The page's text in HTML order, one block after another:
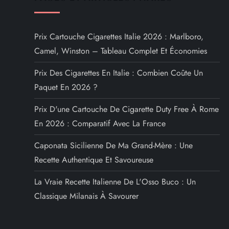
i
o
n
d
e
l
’
Prix Cartouche Cigarettes Italie 2026 : Marlboro,
Camel, Winston – Tableau Complet Et Économies
Prix Des Cigarettes En Italie : Combien Coûte Un
Paquet En 2026 ?
Prix D'une Cartouche De Cigarette Duty Free À Rome
En 2026 : Comparatif Avec La France
Caponata Sicilienne De Ma Grand-Mère : Une
Recette Authentique Et Savoureuse
La Vraie Recette Italienne De L'Osso Buco : Un
Classique Milanais À Savourer